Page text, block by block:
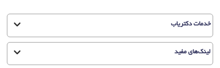
خدمات دکتریاب
لینک‌های مفید